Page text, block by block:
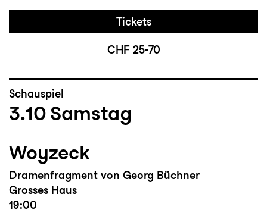
Tickets
CHF 25-70
Schauspiel
3.10 Samstag
Woyzeck
Dramenfragment von Georg Büchner
Grosses Haus
19:00